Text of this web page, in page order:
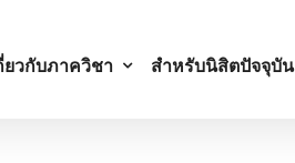
ยวกับภาควิชา สำหรับนิสิตปัจจุบัน